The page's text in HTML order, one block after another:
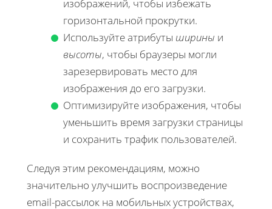
изображений, чтобы избежать
горизонтальной прокрутки.
Используйте атрибуты ширины и
высоты, чтобы браузеры могли
зарезервировать место для
изображения до его загрузки.
Оптимизируйте изображения, чтобы
уменьшить время загрузки страницы
и сохранить трафик пользователей.
Следуя этим рекомендациям, можно
значительно улучшить воспроизведение
email-рассылок на мобильных устройствах,